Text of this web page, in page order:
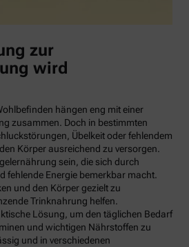
zur
wird
hängen eng mit einer
zusammen. Doch in bestimmten
Übelkeit oder fehlendem
Körper ausreichend zu versorgen.
sein, die sich durch
fehlende Energie bemerkbar macht.
und den Körper gezielt zu
Trinknahrung helfen.
Lösung, um den täglichen Bedarf
und wichtigen Nährstoffen zu
und in verschiedenen